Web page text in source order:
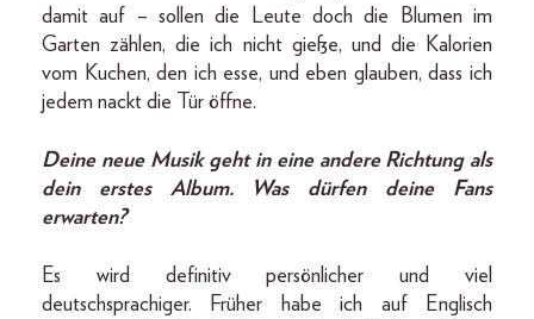
damit auf – sollen die Leute doch die Blumen im
Garten zählen, die ich nicht gieße, und die Kalorien
vom Kuchen, den ich esse, und eben glauben, dass ich
jedem nackt die Tür öffne.
Deine neue Musik geht in eine andere Richtung als
dein erstes Album. Was dürfen deine Fans
erwarten?
Es wird definitiv persönlicher und viel
deutschsprachiger. Früher habe ich auf Englisch